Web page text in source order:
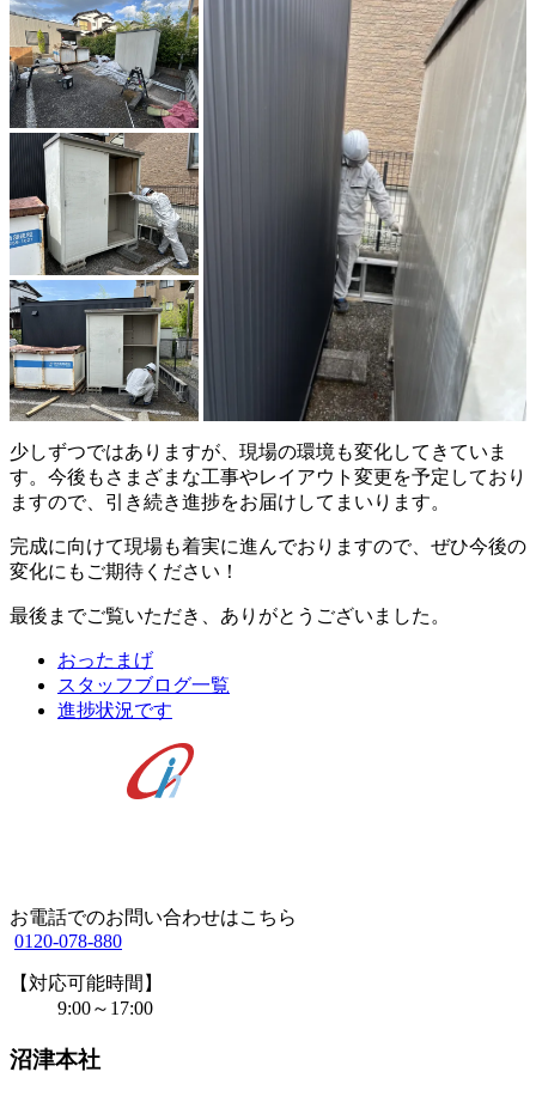
少しずつではありますが、現場の環境も変化してきていま
す。今後もさまざまな工事やレイアウト変更を予定しており
ますので、引き続き進捗をお届けしてまいります。
完成に向けて現場も着実に進んでおりますので、ぜひ今後の
変化にもご期待ください！
最後までご覧いただき、ありがとうございました。
おったまげ
スタッフブログ一覧
進捗状況です
お電話でのお問い合わせはこちら
0120-078-880
【対応可能時間】
9:00～17:00
沼津本社